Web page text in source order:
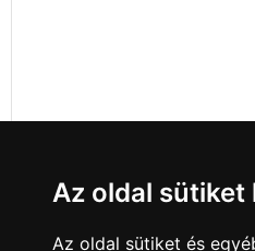
Az oldal sütiket
Az oldal sütiket és